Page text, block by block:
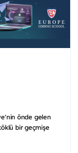
önde gelen
bir geçmişe